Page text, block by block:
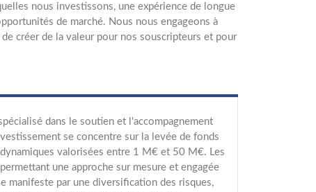
nous investissons, une expérience de longue
de marché. Nous nous engageons à
créer de la valeur pour nos souscripteurs et pour
dans le soutien et l'accompagnement
se concentre sur la levée de fonds
valorisées entre 1 M€ et 50 M€. Les
une approche sur mesure et engagée
manifeste par une diversification des risques,